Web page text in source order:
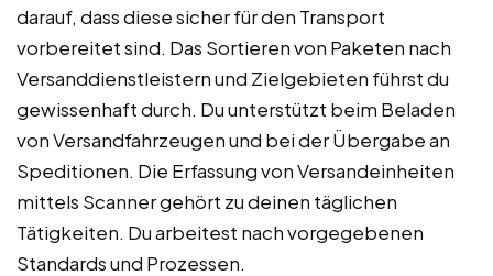
darauf, dass diese sicher für den Transport
vorbereitet sind. Das Sortieren von Paketen nach
Versanddienstleistern und Zielgebieten führst du
gewissenhaft durch. Du unterstützt beim Beladen
von Versandfahrzeugen und bei der Übergabe an
Speditionen. Die Erfassung von Versandeinheiten
mittels Scanner gehört zu deinen täglichen
Tätigkeiten. Du arbeitest nach vorgegebenen
Standards und Prozessen.